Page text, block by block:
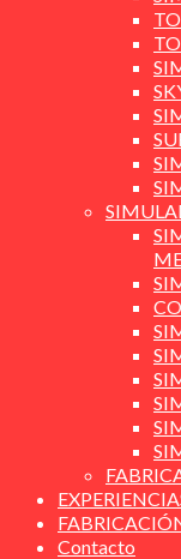
Contacto